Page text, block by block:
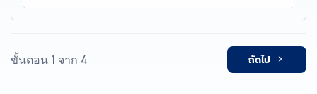
ขั้นตอน 1 จาก 4 ถัดไป